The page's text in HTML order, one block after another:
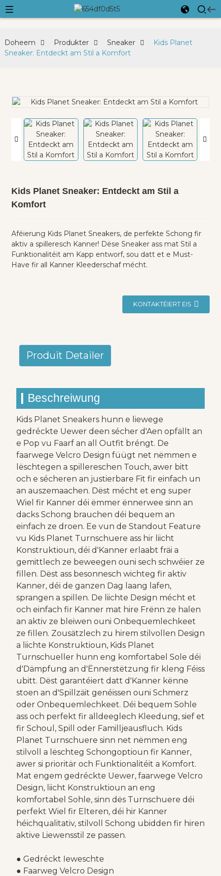
Doheem Produkter Sneaker
Kids Planet
Sneaker: Entdeckt am Stil a Komfort
Kids Planet Sneaker: Entdeckt am Stil a
Komfort
Aféierung Kids Planet Sneakers, de perfekte Schong fir
aktiv a spilleresch Kanner! Dëse Sneaker ass mat Stil a
Funktionalitéit am Kapp entworf, sou datt et e Must-
Have fir all Kanner Kleederschaf mécht.
KONTAKTÉIERT EIS
Produit Detailer
Beschreiwung
Kids Planet Sneakers hunn e liewege
gedréckte Uewer deen sécher d'Aen opfällt an
e Pop vu Faarf an all Outfit bréngt. De
faarwege Velcro Design füügt net nëmmen e
lëschtegen a spillereschen Touch, awer bitt
och e sécheren an justierbare Fit fir einfach un
an auszemaachen. Dëst mécht et eng super
Wiel fir Kanner déi ëmmer ënnerwee sinn an
dacks Schong brauchen déi bequem an
einfach ze droen. Ee vun de Standout Feature
vu Kids Planet Turnschuere ass hir liicht
Konstruktioun, déi d'Kanner erlaabt fräi a
gemittlech ze beweegen ouni sech schwéier ze
fillen. Dëst ass besonnesch wichteg fir aktiv
Kanner, déi de ganzen Dag laang lafen,
sprangen a spillen. De liichte Design mécht et
och einfach fir Kanner mat hire Frënn ze halen
an aktiv ze bleiwen ouni Onbequemlechkeet
ze fillen. Zousätzlech zu hirem stilvollen Design
a liichte Konstruktioun, Kids Planet
Turnschueller hunn eng komfortabel Sole déi
d'Dämpfung an d'Ënnerstëtzung fir kleng Féiss
ubitt. Dëst garantéiert datt d'Kanner kënne
stoen an d'Spillzäit genéissen ouni Schmerz
oder Onbequemlechkeet. Déi bequem Sohle
ass och perfekt fir alldeeglech Kleedung, sief et
fir Schoul, Spill oder Familljeausfluch. Kids
Planet Turnschuere sinn net nëmmen eng
stilvoll a lëschteg Schongoptioun fir Kanner,
awer si prioritär och Funktionalitéit a Komfort.
Mat engem gedréckte Uewer, faarwege Velcro
Design, liicht Konstruktioun an eng
komfortabel Sohle, sinn dës Turnschuere déi
perfekt Wiel fir Elteren, déi hir Kanner
héichqualitativ, stilvoll Schong ubidden fir hiren
aktive Liewensstil ze passen.
● Gedréckt Ieweschte
● Faarweg Velcro Design